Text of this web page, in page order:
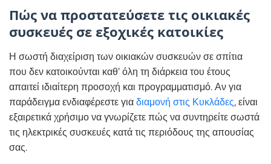
Πώς να προστατεύσετε τις οικιακές
συσκευές σε εξοχικές κατοικίες
Η σωστή διαχείριση των οικιακών συσκευών σε σπίτια
που δεν κατοικούνται καθ’ όλη τη διάρκεια του έτους
απαιτεί ιδιαίτερη προσοχή και προγραμματισμό. Αν για
παράδειγμα ενδιαφέρεστε για διαμονή στις Κυκλάδες, είναι
εξαιρετικά χρήσιμο να γνωρίζετε πώς να συντηρείτε σωστά
τις ηλεκτρικές συσκευές κατά τις περιόδους της απουσίας
σας.